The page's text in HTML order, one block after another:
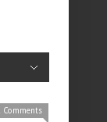
Comments